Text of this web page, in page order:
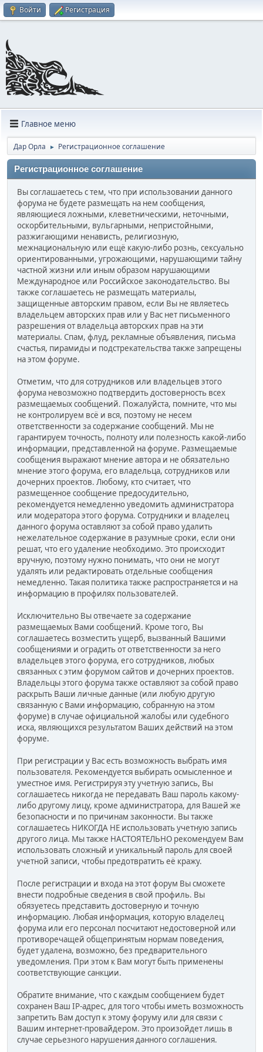
Войти Регистрация
Главное меню
Дар Орла ► Регистрационное соглашение
Регистрационное соглашение
Вы соглашаетесь с тем, что при использовании данного
форума не будете размещать на нем сообщения,
являющиеся ложными, клеветническими, неточными,
оскорбительными, вульгарными, непристойными,
разжигающими ненависть, религиозную,
межнациональную или ещё какую-либо рознь, сексуально
ориентированными, угрожающими, нарушающими тайну
частной жизни или иным образом нарушающими
Международное или Российское законодательство. Вы
также соглашаетесь не размещать материалы,
защищенные авторским правом, если Вы не являетесь
владельцем авторских прав или у Вас нет письменного
разрешения от владельца авторских прав на эти
материалы. Спам, флуд, рекламные объявления, письма
счастья, пирамиды и подстрекательства также запрещены
на этом форуме.
Отметим, что для сотрудников или владельцев этого
форума невозможно подтвердить достоверность всех
размещаемых сообщений. Пожалуйста, помните, что мы
не контролируем всё и вся, поэтому не несем
ответственности за содержание сообщений. Мы не
гарантируем точность, полноту или полезность какой-либо
информации, представленной на форуме. Размещаемые
сообщения выражают мнение автора и не обязательно
мнение этого форума, его владельца, сотрудников или
дочерних проектов. Любому, кто считает, что
размещенное сообщение предосудительно,
рекомендуется немедленно уведомить администратора
или модератора этого форума. Сотрудники и владелец
данного форума оставляют за собой право удалить
нежелательное содержание в разумные сроки, если они
решат, что его удаление необходимо. Это происходит
вручную, поэтому нужно понимать, что они не могут
удалять или редактировать отдельные сообщения
немедленно. Такая политика также распространяется и на
информацию в профилях пользователей.
Исключительно Вы отвечаете за содержание
размещаемых Вами сообщений. Кроме того, Вы
соглашаетесь возместить ущерб, вызванный Вашими
сообщениями и оградить от ответственности за него
владельцев этого форума, его сотрудников, любых
связанных с этим форумом сайтов и дочерних проектов.
Владельцы этого форума также оставляют за собой право
раскрыть Ваши личные данные (или любую другую
связанную с Вами информацию, собранную на этом
форуме) в случае официальной жалобы или судебного
иска, являющихся результатом Ваших действий на этом
форуме.
При регистрации у Вас есть возможность выбрать имя
пользователя. Рекомендуется выбирать осмысленное и
уместное имя. Регистрируя эту учетную запись, Вы
соглашаетесь никогда не передавать Ваш пароль какому-
либо другому лицу, кроме администратора, для Вашей же
безопасности и по причинам законности. Вы также
соглашаетесь НИКОГДА НЕ использовать учетную запись
другого лица. Мы также НАСТОЯТЕЛЬНО рекомендуем Вам
использовать сложный и уникальный пароль для своей
учетной записи, чтобы предотвратить её кражу.
После регистрации и входа на этот форум Вы сможете
внести подробные сведения в свой профиль. Вы
обязуетесь представить достоверную и точную
информацию. Любая информация, которую владелец
форума или его персонал посчитают недостоверной или
противоречащей общепринятым нормам поведения,
будет удалена, возможно, без предварительного
уведомления. При этом к Вам могут быть применены
соответствующие санкции.
Обратите внимание, что с каждым сообщением будет
сохранен Ваш IP-адрес, для того чтобы иметь возможность
запретить Вам доступ к этому форуму или для связи с
Вашим интернет-провайдером. Это произойдет лишь в
случае серьезного нарушения данного соглашения.